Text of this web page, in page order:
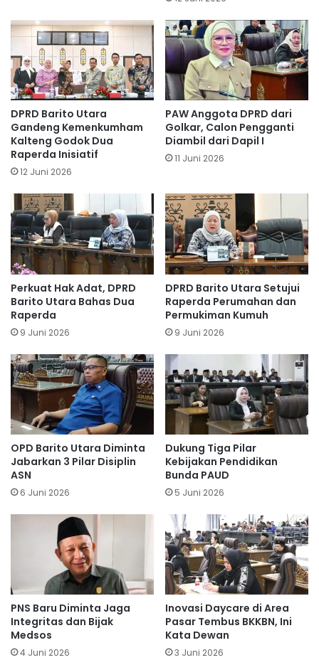
DPRD Barito Utara
Gandeng Kemenkumham
Kalteng Godok Dua
Raperda Inisiatif
12 Juni 2026
PAW Anggota DPRD dari
Golkar, Calon Pengganti
Diambil dari Dapil I
11 Juni 2026
Perkuat Hak Adat, DPRD
Barito Utara Bahas Dua
Raperda
9 Juni 2026
DPRD Barito Utara Setujui
Raperda Perumahan dan
Permukiman Kumuh
9 Juni 2026
OPD Barito Utara Diminta
Jabarkan 3 Pilar Disiplin
ASN
6 Juni 2026
Dukung Tiga Pilar
Kebijakan Pendidikan
Bunda PAUD
5 Juni 2026
PNS Baru Diminta Jaga
Integritas dan Bijak
Medsos
4 Juni 2026
Inovasi Daycare di Area
Pasar Tembus BKKBN, Ini
Kata Dewan
3 Juni 2026